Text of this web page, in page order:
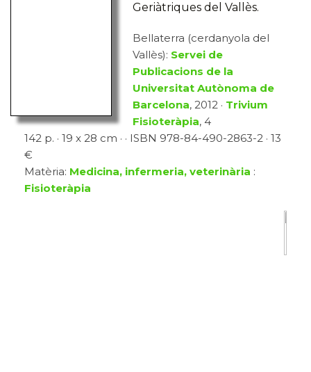
Geriàtriques del Vallès.
Bellaterra (cerdanyola del
Vallès): Servei de
Publicacions de la
Universitat Autònoma de
Barcelona, 2012 · Trivium
Fisioteràpia, 4
142 p. · 19 x 28 cm · · ISBN 978-84-490-2863-2 · 13
€
Matèria: Medicina, infermeria, veterinària :
Fisioteràpia